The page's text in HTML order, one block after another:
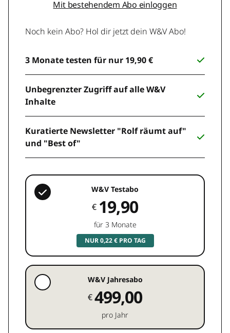
Mit bestehendem Abo einloggen
Noch kein Abo? Hol dir jetzt dein W&V Abo!
3 Monate testen für nur 19,90 €
Unbegrenzter Zugriff auf alle W&V
Inhalte
Kuratierte Newsletter "Rolf räumt auf"
und "Best of"
W&V Testabo
€ 19,90
für 3 Monate
NUR 0,22 € PRO TAG
W&V Jahresabo
€499,00
pro Jahr